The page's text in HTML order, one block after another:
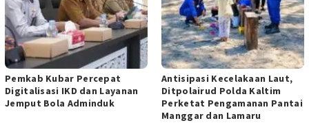
Pemkab Kubar Percepat
Digitalisasi IKD dan Layanan
Jemput Bola Adminduk
Antisipasi Kecelakaan Laut,
Ditpolairud Polda Kaltim
Perketat Pengamanan Pantai
Manggar dan Lamaru